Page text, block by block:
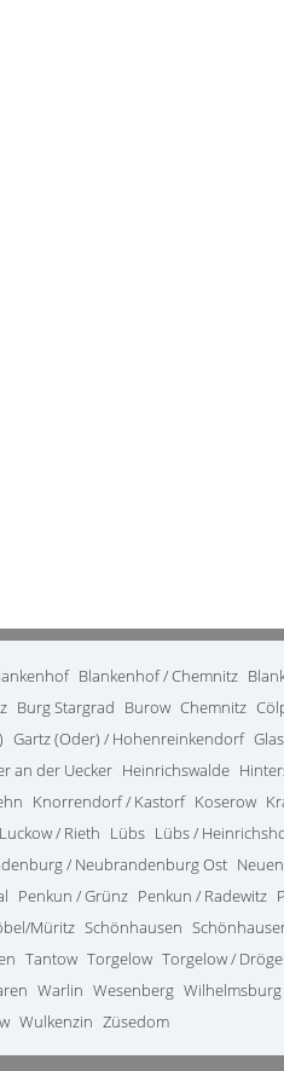
Blankenhof / Chemnitz
Burg Stargrad Burow Chemnitz
Gartz (Oder) / Hohenreinkendorf
an der Uecker Heinrichswalde
Knorrendorf / Kastorf Koserow
Luckow / Rieth Lübs Lübs /
/ Neubrandenburg Ost
Penkun / Grünz Penkun / Radewitz
Müritz Schönhausen
Tantow Torgelow Torgelow /
Warlin Wesenberg Wilhelmsburg
Wulkenzin Züsedom